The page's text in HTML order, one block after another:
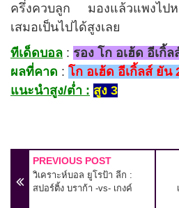
ครึ่งควบลูก มองแล้วแพงไปห
เสมอเป็นไปได้สูงเลย
ทีเด็ดบอล : รอง โก อเฮ้ด อีเกิ้ล
ผลที่คาด : โก อเฮ้ด อีเกิ้ลส์ ยัน
แนะนำสูง/ต่ำ : สูง 3
PREVIOUS POST
วิเคราะห์บอล ยูโรป้า ลีก :
สปอร์ติ้ง บราก้า -vs- เกงค์